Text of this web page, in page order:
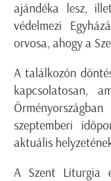
ajándéka lesz,
védelmezi
orvosa, ahogy a
A találkozón
kapcsolatosan,
szeptemberi
aktuális
A Szent Liturgia